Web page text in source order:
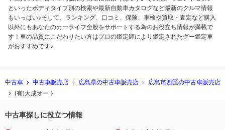
といったボディタイプ別の検索や最新自動車カタログなど最新のクルマ情報
もいっぱい♪そして、ランキング、口コミ、保険、車検や買取・査定など購入
以外にもあなたのカーライフ全般をサポートする為のお役立ち情報が満載で
す！車の品質にこだわりたい方はプロの鑑定師により鑑定されたグー鑑定車
がおすすめです♪
中古車 中古車販売店 広島県の中古車販売店
広島市西区の中古車販売店
(有)大成オート
中古車探しに役立つ情報